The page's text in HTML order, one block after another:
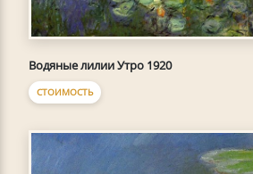
Водяные лилии Утро 1920
СТОИМОСТЬ